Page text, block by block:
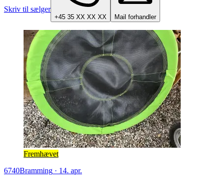
Skriv til sælger
+45 35 XX XX XX Mail forhandler
Fremhævet
6740Bramming · 14. apr.